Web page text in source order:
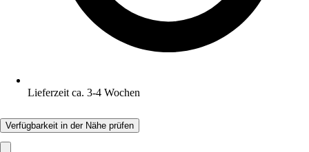
Lieferzeit ca. 3-4 Wochen
Verfügbarkeit in der Nähe prüfen